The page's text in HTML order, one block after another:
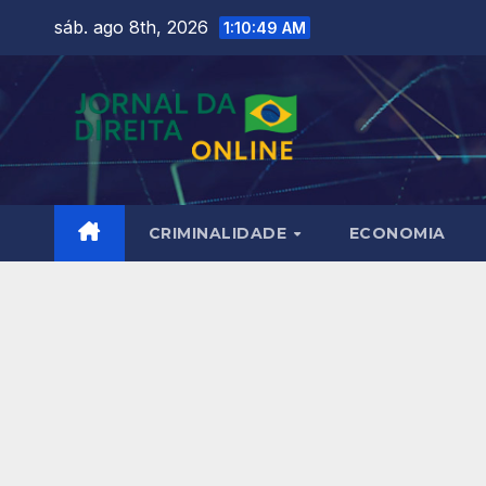
content
sáb. ago 8th, 2026 1:10:50 AM
CRIMINALIDADE ECONOMIA